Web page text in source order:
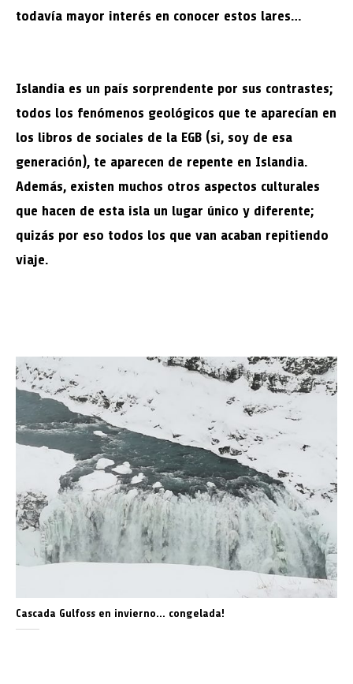
todavía mayor interés en conocer estos lares…
Islandia es un país sorprendente por sus contrastes;
todos los fenómenos geológicos que te aparecían en
los libros de sociales de la EGB (si, soy de esa
generación), te aparecen de repente en Islandia.
Además, existen muchos otros aspectos culturales
que hacen de esta isla un lugar único y diferente;
quizás por eso todos los que van acaban repitiendo
viaje.
Cascada Gulfoss en invierno… congelada!